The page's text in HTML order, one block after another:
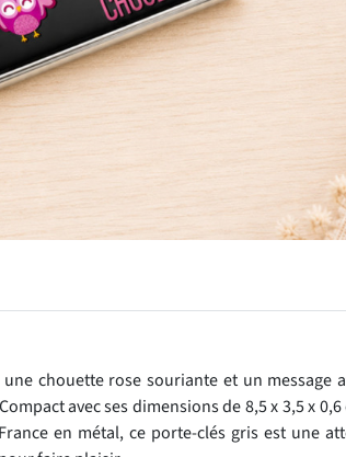
chouette rose souriante et un
avec ses dimensions de 8,5 x 3,5 x
en métal, ce porte-clés gris est une